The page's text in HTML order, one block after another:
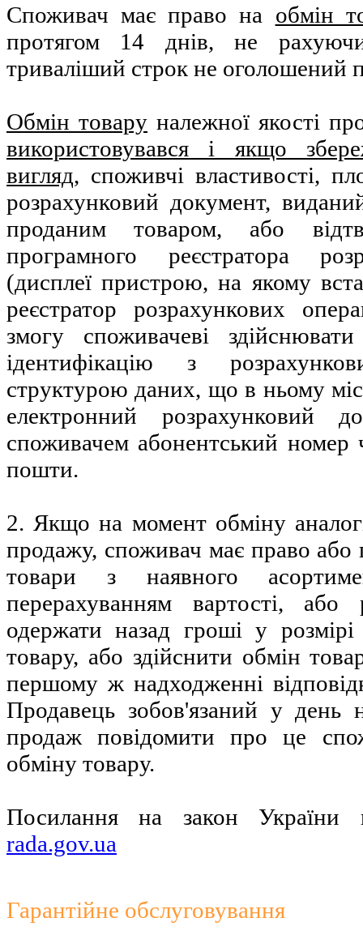
Споживач має право на обмін
протягом 14 днів, не
триваліший строк не оголошений
Обмін товару належної якості
використовувався і якщо
вигляд, споживчі властивості,
розрахунковий документ,
проданим товаром, або
програмного реєстратора
(дисплеї пристрою, на якому
реєстратор розрахункових
змогу споживачеві
ідентифікацію з
структурою даних, що в ньому
електронний розрахунковий
споживачем абонентський номер
пошти.
2. Якщо на момент обміну
продажу, споживач має право або
товари з наявного
перерахуванням вартості, або
одержати назад гроші у розмірі
товару, або здійснити обмін
першому ж надходженні
Продавець зобов'язаний у день
продаж повідомити про це
обміну товару.
Посилання на закон України
rada.gov.ua
Гарантійне обслуговування